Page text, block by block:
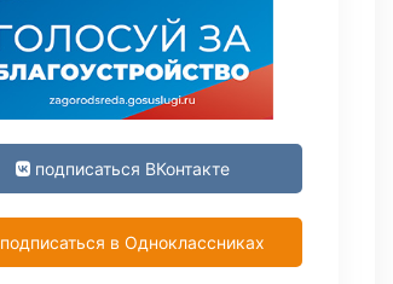
подписаться ВКонтакте
в Одноклассниках